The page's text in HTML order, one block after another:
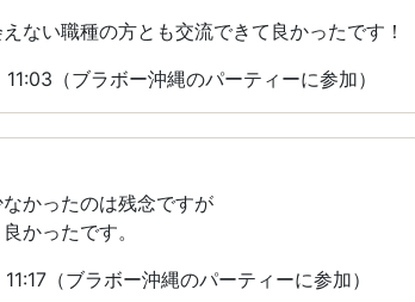
ない職種の方とも交流できて良かったです！
（ブラボー沖縄のパーティーに参加）
かったのは残念ですが
かったです。
（ブラボー沖縄のパーティーに参加）